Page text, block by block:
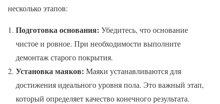
несколько этапов:
Подготовка основания: Убедитесь, что основание
чистое и ровное. При необходимости выполните
демонтаж старого покрытия.
Установка маяков: Маяки устанавливаются для
достижения идеального уровня пола. Это важный этап,
который определяет качество конечного результата.